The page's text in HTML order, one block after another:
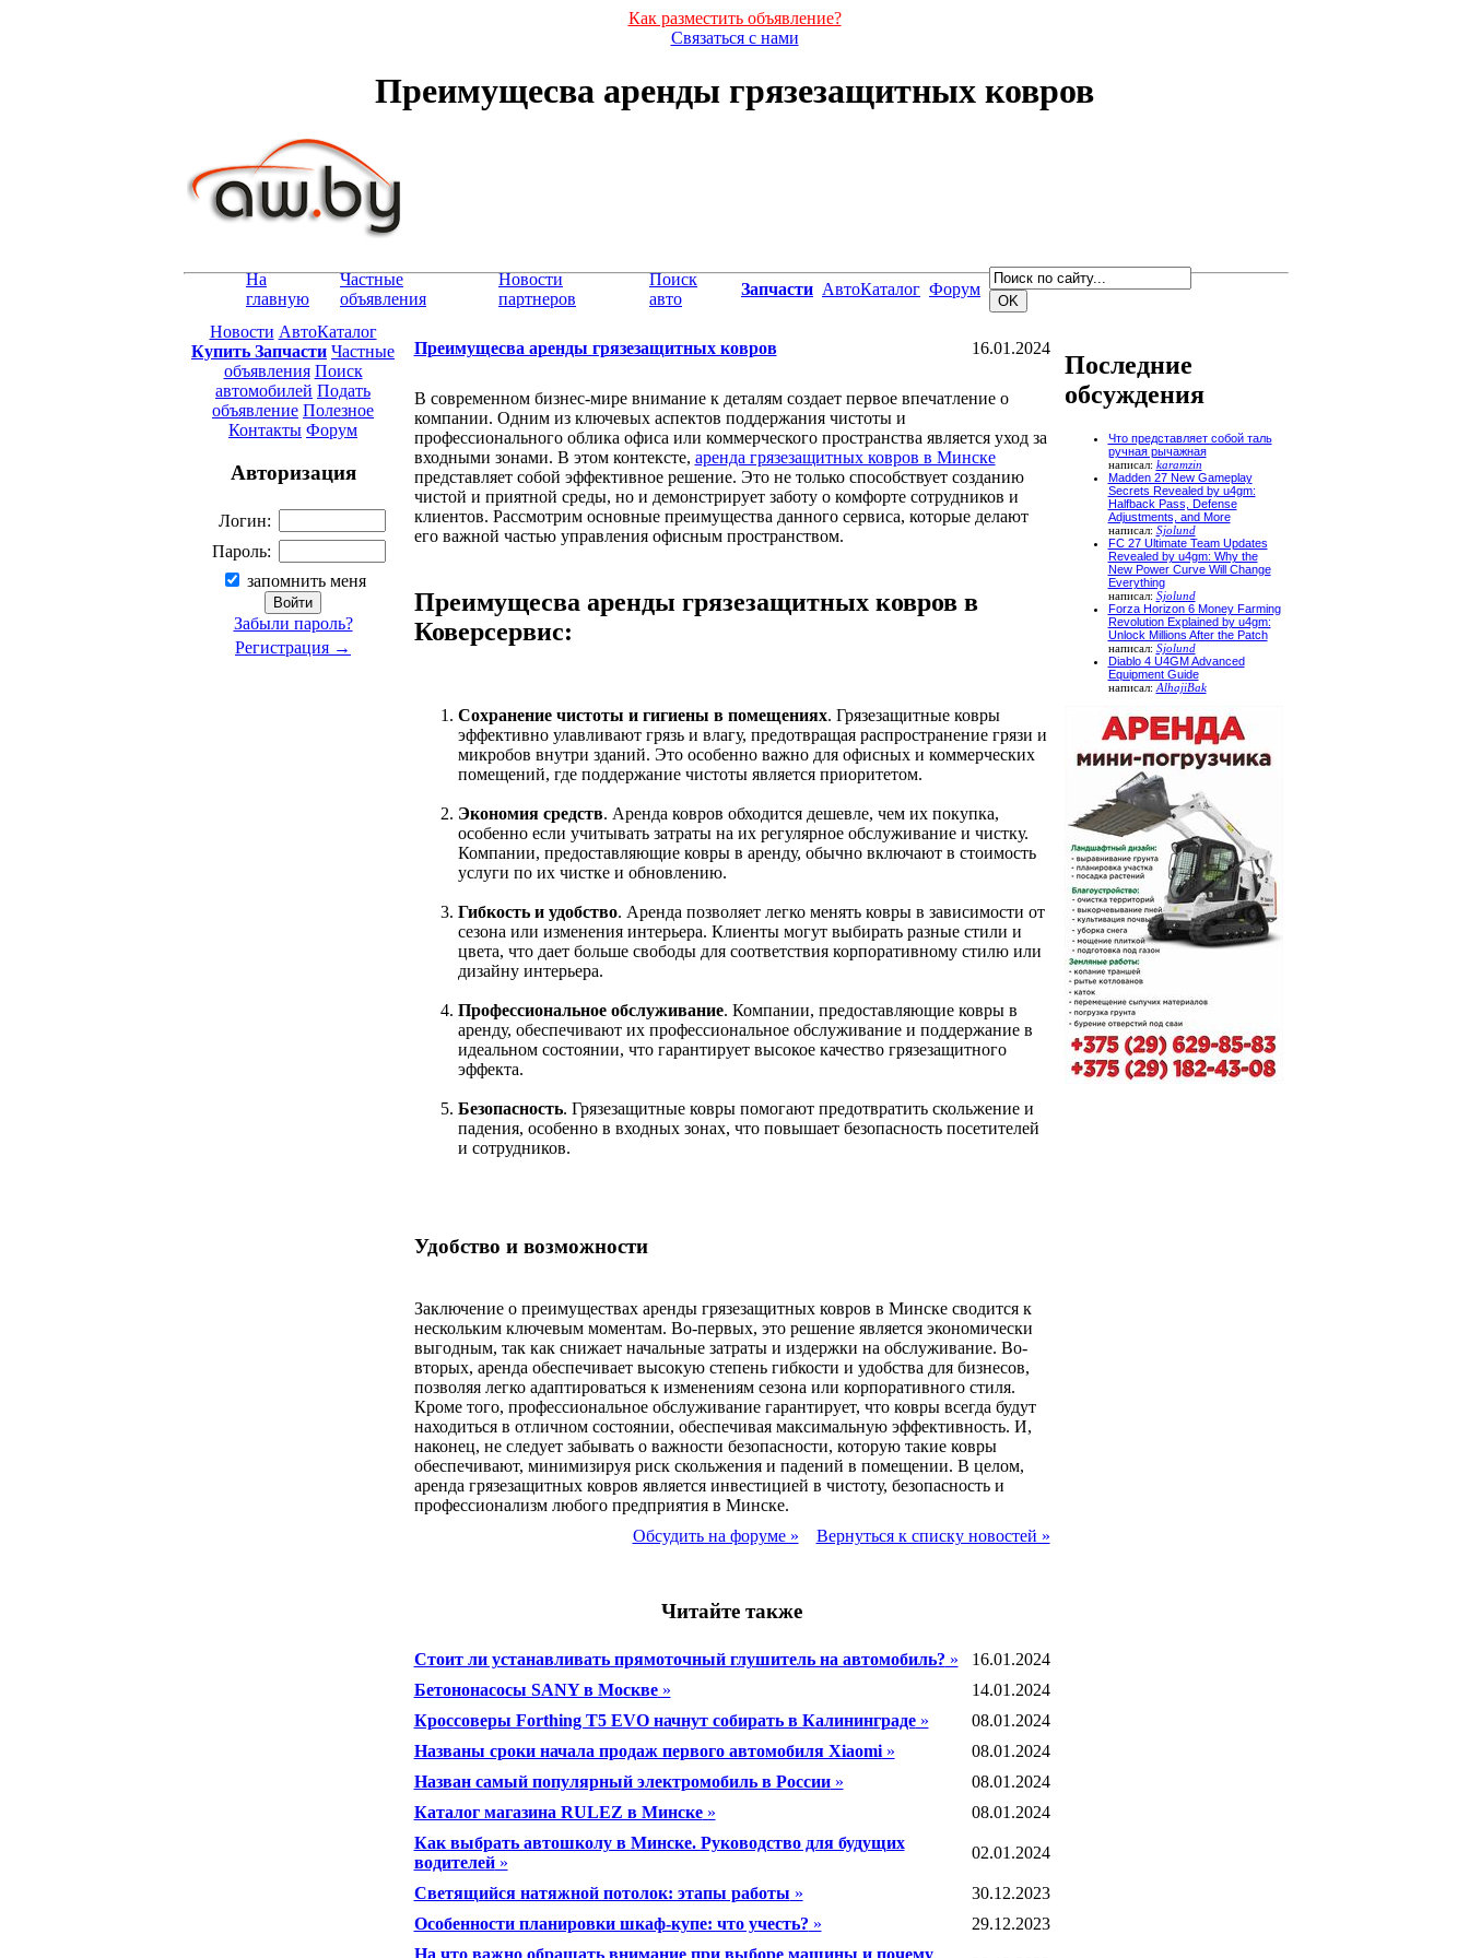
Как разместить объявление?
Связаться с нами
Преимущесва аренды грязезащитных ковров
На
главную
Частные
объявления
Новости
партнеров
Поиск
авто
Запчасти АвтоКаталог Форум
Новости АвтоКаталог
Купить Запчасти Частные
объявления Поиск
автомобилей Подать
объявление Полезное
Контакты Форум
Авторизация
Логин:
Пароль:
запомнить меня
Забыли пароль?
Регистрация →
Преимущесва аренды грязезащитных ковров 16.01.2024
В современном бизнес-мире внимание к деталям создает первое впечатление о
компании. Одним из ключевых аспектов поддержания чистоты и
профессионального облика офиса или коммерческого пространства является уход за
входными зонами. В этом контексте, аренда грязезащитных ковров в Минске
представляет собой эффективное решение. Это не только способствует созданию
чистой и приятной среды, но и демонстрирует заботу о комфорте сотрудников и
клиентов. Рассмотрим основные преимущества данного сервиса, которые делают
его важной частью управления офисным пространством.
Преимущесва аренды грязезащитных ковров в
Коверсервис:
Сохранение чистоты и гигиены в помещениях. Грязезащитные ковры
эффективно улавливают грязь и влагу, предотвращая распространение грязи и
микробов внутри зданий. Это особенно важно для офисных и коммерческих
помещений, где поддержание чистоты является приоритетом.
Экономия средств. Аренда ковров обходится дешевле, чем их покупка,
особенно если учитывать затраты на их регулярное обслуживание и чистку.
Компании, предоставляющие ковры в аренду, обычно включают в стоимость
услуги по их чистке и обновлению.
Гибкость и удобство. Аренда позволяет легко менять ковры в зависимости от
сезона или изменения интерьера. Клиенты могут выбирать разные стили и
цвета, что дает больше свободы для соответствия корпоративному стилю или
дизайну интерьера.
Профессиональное обслуживание. Компании, предоставляющие ковры в
аренду, обеспечивают их профессиональное обслуживание и поддержание в
идеальном состоянии, что гарантирует высокое качество грязезащитного
эффекта.
Безопасность. Грязезащитные ковры помогают предотвратить скольжение и
падения, особенно в входных зонах, что повышает безопасность посетителей
и сотрудников.
Удобство и возможности
Заключение о преимуществах аренды грязезащитных ковров в Минске сводится к
нескольким ключевым моментам. Во-первых, это решение является экономически
выгодным, так как снижает начальные затраты и издержки на обслуживание. Во-
вторых, аренда обеспечивает высокую степень гибкости и удобства для бизнесов,
позволяя легко адаптироваться к изменениям сезона или корпоративного стиля.
Кроме того, профессиональное обслуживание гарантирует, что ковры всегда будут
находиться в отличном состоянии, обеспечивая максимальную эффективность. И,
наконец, не следует забывать о важности безопасности, которую такие ковры
обеспечивают, минимизируя риск скольжения и падений в помещении. В целом,
аренда грязезащитных ковров является инвестицией в чистоту, безопасность и
профессионализм любого предприятия в Минске.
Обсудить на форуме »
Вернуться к списку новостей »
Читайте также
Стоит ли устанавливать прямоточный глушитель на автомобиль? »
16.01.2024
Бетононасосы SANY в Москве»
14.01.2024
Кроссоверы Forthing T5 EVO начнут собирать в Калининграде»
08.01.2024
Названы сроки начала продаж первого автомобиля Xiaomi»
08.01.2024
Назван самый популярный электромобиль в России»
08.01.2024
Каталог магазина RULEZ в Минске»
08.01.2024
Как выбрать автошколу в Минске. Руководство для будущих
водителей»
02.01.2024
Светящийся натяжной потолок: этапы работы »
30.12.2023
Особенности планировки шкаф-купе: что учесть? »
29.12.2023
Последние
обсуждения
Что представляет собой таль
ручная рычажная
написал: karamzin
Madden 27 New Gameplay
Secrets Revealed by u4gm:
Halfback Pass, Defense
Adjustments, and More
написал: Sjolund
FC 27 Ultimate Team Updates
Revealed by u4gm: Why the
New Power Curve Will Change
Everything
написал: Sjolund
Forza Horizon 6 Money Farming
Revolution Explained by u4gm:
Unlock Millions After the Patch
написал: Sjolund
Diablo 4 U4GM Advanced
Equipment Guide
написал: AlhajiBak